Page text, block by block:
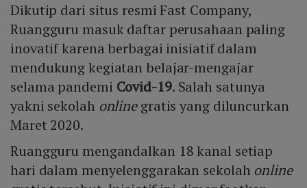
Dikutip dari situs resmi Fast Company,
Ruangguru masuk daftar perusahaan paling
inovatif karena berbagai inisiatif dalam
mendukung kegiatan belajar-mengajar
selama pandemi Covid-19. Salah satunya
yakni sekolah onlinegratis yang diluncurkan
Maret 2020.
Ruangguru mengandalkan 18 kanal setiap
hari dalam menyelenggarakan sekolah online